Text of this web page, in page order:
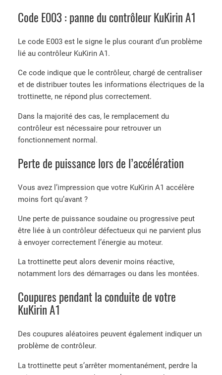
Code E003 : panne du contrôleur KuKirin A1
Le code E003 est le signe le plus courant d’un problème
lié au contrôleur KuKirin A1.
Ce code indique que le contrôleur, chargé de centraliser
et de distribuer toutes les informations électriques de la
trottinette, ne répond plus correctement.
Dans la majorité des cas, le remplacement du
contrôleur est nécessaire pour retrouver un
fonctionnement normal.
Perte de puissance lors de l’accélération
Vous avez l’impression que votre KuKirin A1 accélère
moins fort qu’avant ?
Une perte de puissance soudaine ou progressive peut
être liée à un contrôleur défectueux qui ne parvient plus
à envoyer correctement l’énergie au moteur.
La trottinette peut alors devenir moins réactive,
notamment lors des démarrages ou dans les montées.
Coupures pendant la conduite de votre
KuKirin A1
Des coupures aléatoires peuvent également indiquer un
problème de contrôleur.
La trottinette peut s’arrêter momentanément, perdre la